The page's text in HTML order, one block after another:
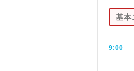
基本
9:00